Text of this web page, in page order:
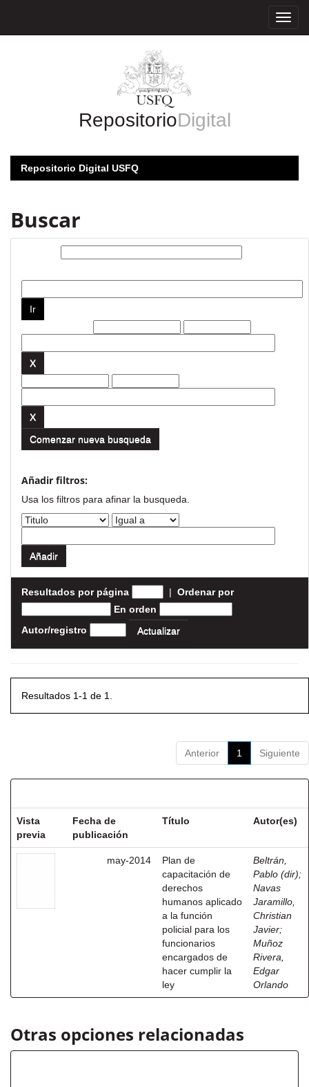
RepositorioDigital
Repositorio Digital USFQ
Buscar
Comenzar nueva busqueda
Añadir filtros:
Usa los filtros para afinar la busqueda.
Resultados por página | Ordenar por
En orden
Autor/registro
Resultados 1-1 de 1.
Anterior 1 Siguiente
Vista
previa
Fecha de
publicación
Título Autor(es)
may-2014
Plan de
capacitación de
derechos
humanos aplicado
a la función
policial para los
funcionarios
encargados de
hacer cumplir la
ley
Beltrán,
Pablo (dir);
Navas
Jaramillo,
Christian
Javier;
Muñoz
Rivera,
Edgar
Orlando
Otras opciones relacionadas